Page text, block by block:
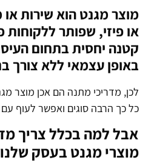
מוצר מגנט הוא שירות או
או פיזי, שפותר ללקוחות
קטנה יחסית בתחום
באופן עצמאי ללא צורך
לכן, מדריכי מתנה הם אכן מוצר
כל כך הרבה סוגים ואפשר לעוף עם
אבל למה בכלל צריך
מוצרי מגנט בעסק